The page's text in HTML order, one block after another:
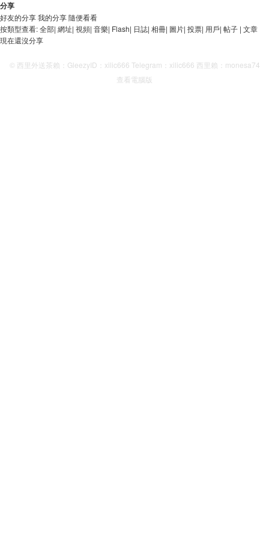
分享
好友的分享我的分享隨便看看
按類型查看:全部| 網址| 視頻| 音樂| Flash| 日誌| 相冊| 圖片| 投票| 用戶| 帖子 | 文章
現在還沒分享
© 西里外送茶賴：GleezyID：xilic666 Telegram：xilic666 西里賴：monesa74
查看電腦版